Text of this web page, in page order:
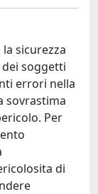
sicurezza
dei soggetti
errori nella
sovrastima
Per
di